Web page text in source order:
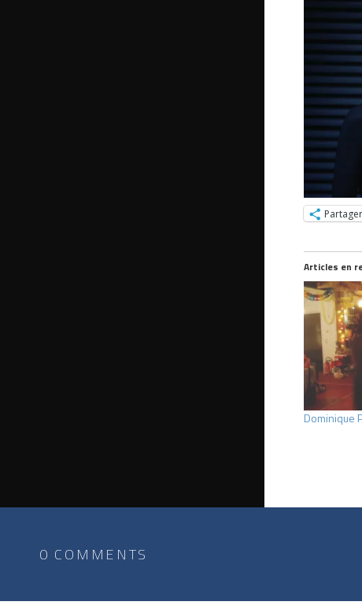
Partager
Articles en
Dominique
0 COMMENTS